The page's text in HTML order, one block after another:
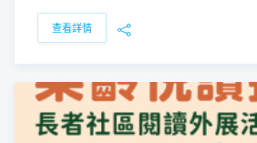
查看詳情